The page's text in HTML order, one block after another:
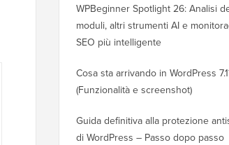
WPBeginner Spotlight 26: Analisi
moduli, altri strumenti AI e
SEO più intelligente
Cosa sta arrivando in WordPress
(Funzionalità e screenshot)
Guida definitiva alla protezione
di WordPress – Passo dopo passo